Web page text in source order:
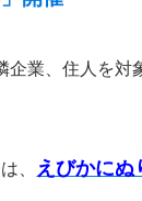
企業、住人を対
、 えびかにぬ